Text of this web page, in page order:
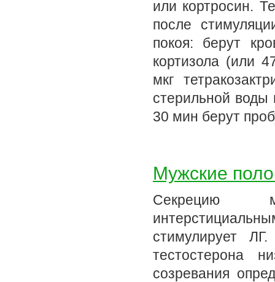
или кортросин.
после
покоя: берут
кортизола (или
мкг
стерильной воды
30 мин берут
Мужские
Секрецию
стимулирует
тестостерона
созревания